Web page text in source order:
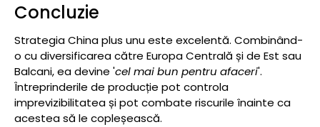
Concluzie
Strategia China plus unu este excelentă. Combinând-
o cu diversificarea către Europa Centrală și de Est sau
Balcani, ea devine 'cel mai bun pentru afaceri'.
Întreprinderile de producție pot controla
imprevizibilitatea și pot combate riscurile înainte ca
acestea să le copleșească.